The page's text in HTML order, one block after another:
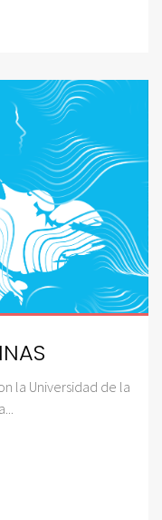
la Universidad de la